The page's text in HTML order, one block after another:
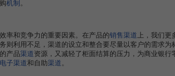
机制 。
率和竞争力的重要因素。在产品的销售渠道 上，我们
则利用不足，渠道的设立和整合要尽量以客户的需求为
产品渠道资源，又减轻了柜面结算的压力，为商业银行
电子渠道和自助渠道。